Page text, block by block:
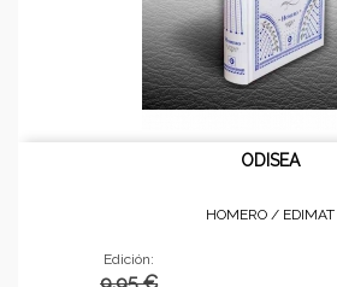
ODISEA
HOMERO / EDIMAT
Edición:
9.95 €